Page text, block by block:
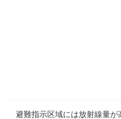
避難指示区域には放射線量が